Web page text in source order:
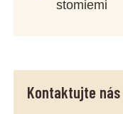
stomiemi
Kontaktujte nás